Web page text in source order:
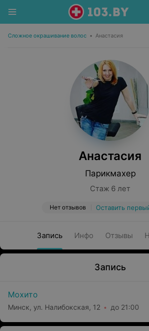
Сложное окрашивание волос • Анастасия
Анастасия
Парикмахер
Стаж 6 лет
Нет отзывов Оставить
Запись Инфо Отзывы
Запись
Мохито
Минск, ул. Налибокская, 12 до 21:00